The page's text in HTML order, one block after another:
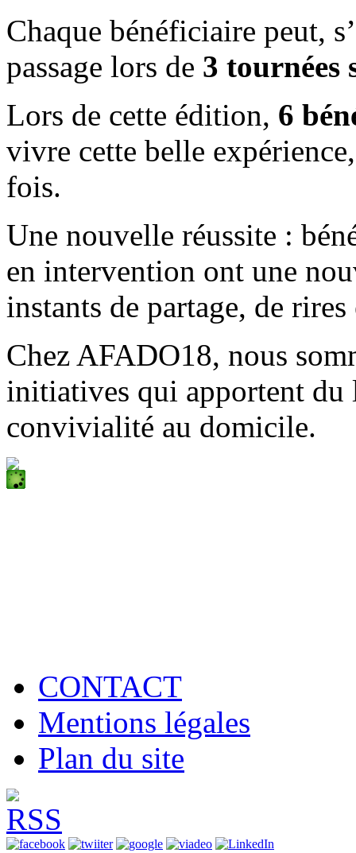
Chaque bénéficiaire peut,
passage lors de 3 tournées
Lors de cette édition, 6
vivre cette belle
fois.
Une nouvelle réussite :
en intervention ont une
instants de partage, de
Chez AFADO18, nous
initiatives qui apportent du
convivialité au domicile.
CONTACT
Mentions légales
Plan du site